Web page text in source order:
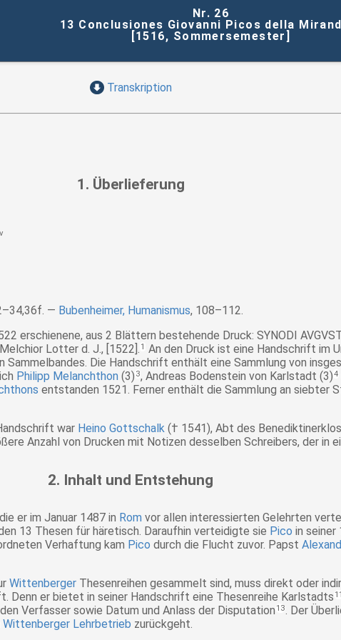
Nr. 26
13 Conclusiones Giovanni Picos della
[1516, Sommersemester]
Transkription
1. Überlieferung
Bubenheimer, Humanismus, 108–112.
erschienene, aus 2 Blättern bestehende Druck: SYNODI
Lotter d. J., [1522]. 1
An den Druck ist eine Handschrift im
Die Handschrift enthält eine Sammlung von
Philipp Melanchthon (3) 3, Andreas Bodenstein von Karlstadt (3)4
entstanden 1521. Ferner enthält die Sammlung an siebter
war Heino Gottschalk († 1541), Abt des
Anzahl von Drucken mit Notizen desselben Schreibers, der in
2. Inhalt und Entstehung
er im Januar 1487 in Rom vor allen interessierten Gelehrten
13 Thesen für häretisch. Daraufhin verteidigte sie Pico in seiner
Verhaftung kam Pico durch die Flucht zuvor. Papst
Wittenberger Thesenreihen gesammelt sind, muss direkt oder
Denn er bietet in seiner Handschrift eine Thesenreihe Karlstadts 11
Verfasser sowie Datum und Anlass der Disputation 13. Der
Wittenberger Lehrbetrieb zurückgeht.